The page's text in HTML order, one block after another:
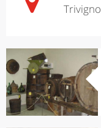
Trivigno